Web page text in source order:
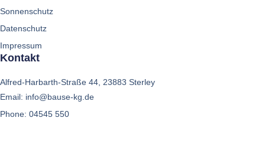
Sonnenschutz
Datenschutz
Impressum
Kontakt
Alfred-Harbarth-Straße 44, 23883 Sterley
Email: info@bause-kg.de
Phone: 04545 550